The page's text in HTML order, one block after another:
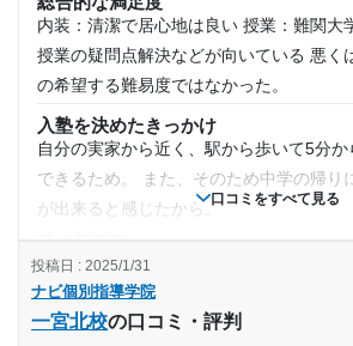
1時間～2時間未満
10,001円〜20,000円
目的の達成度
達成
目的の達成理由
先生と楽しく会話したこともある。やめ
て、その時は手紙を書いて渡した。返事
ったのを覚えている。
通塾期間
2017年以前〜2018年10月(10ヶ月以上)
小学4年
口コミをすべて見る
内装：清潔で居心地は良い 授業：難関大
授業の疑問点解決などが向いている 悪く
の希望する難易度ではなかった。
入塾を決めたきっかけ
自分の実家から近く、駅から歩いて5分
できるため。 また、そのため中学の帰り
が出来ると感じたから。
やや自由
料金
塾のレベル帯の選択が間違えていたため
ナビ個別指導学院
一宮北校の口コミ・評判
投稿日 : 2025/1/31